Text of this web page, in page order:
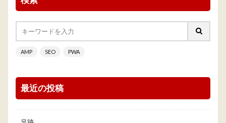
AMP SEO PWA
最近の投稿